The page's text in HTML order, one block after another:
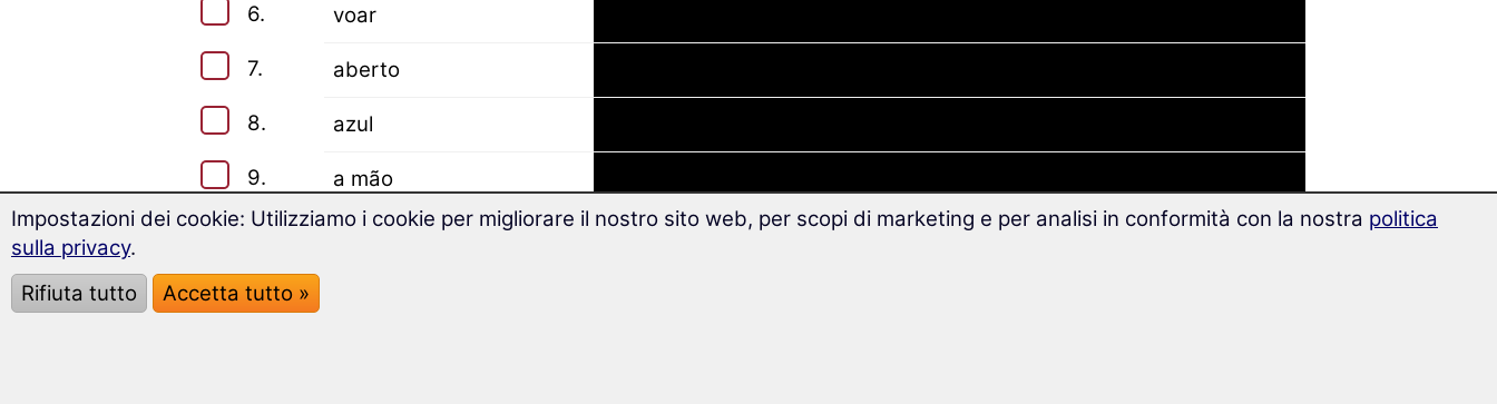
6. voar
7. aberto
8. azul
9. a mão
10. o nome
Impostazioni dei cookie: Utilizziamo i cookie per migliorare il nostro sito web, per scopi di marketing e per analisi in conformità con la nostra politica
sulla privacy.
Rifiuta tutto
Accetta tutto »